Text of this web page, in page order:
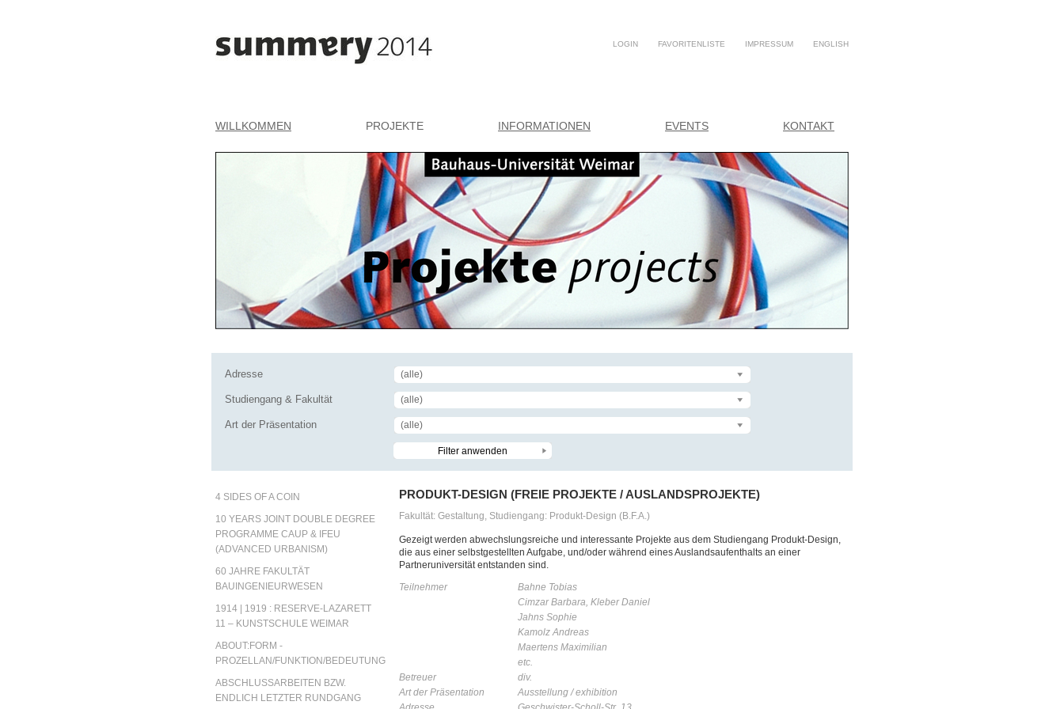
ENGLISH
IMPRESSUM
FAVORITENLISTE
LOGIN
WILLKOMMEN PROJEKTE INFORMATIONEN EVENTS KONTAKT
Adresse (alle)
Studiengang & Fakultät (alle)
Art der Präsentation (alle)
4 SIDES OF A COIN
10 YEARS JOINT DOUBLE DEGREE
PROGRAMME CAUP & IFEU
(ADVANCED URBANISM)
60 JAHRE FAKULTÄT
BAUINGENIEURWESEN
1914 | 1919 : RESERVE-LAZARETT
11 – KUNSTSCHULE WEIMAR
ABOUT:FORM -
PROZELLAN/FUNKTION/BEDEUTUNG
ABSCHLUSSARBEITEN BZW.
ENDLICH LETZTER RUNDGANG
PRODUKT-DESIGN (FREIE PROJEKTE / AUSLANDSPROJEKTE)
Fakultät: Gestaltung, Studiengang: Produkt-Design (B.F.A.)
Gezeigt werden abwechslungsreiche und interessante Projekte aus dem Studiengang Produkt-Design,
die aus einer selbstgestellten Aufgabe, und/oder während eines Auslandsaufenthalts an einer
Partneruniversität entstanden sind.
Teilnehmer
Bahne Tobias
Cimzar Barbara, Kleber Daniel
Jahns Sophie
Kamolz Andreas
Maertens Maximilian
etc.
Betreuer
div.
Art der Präsentation
Ausstellung / exhibition